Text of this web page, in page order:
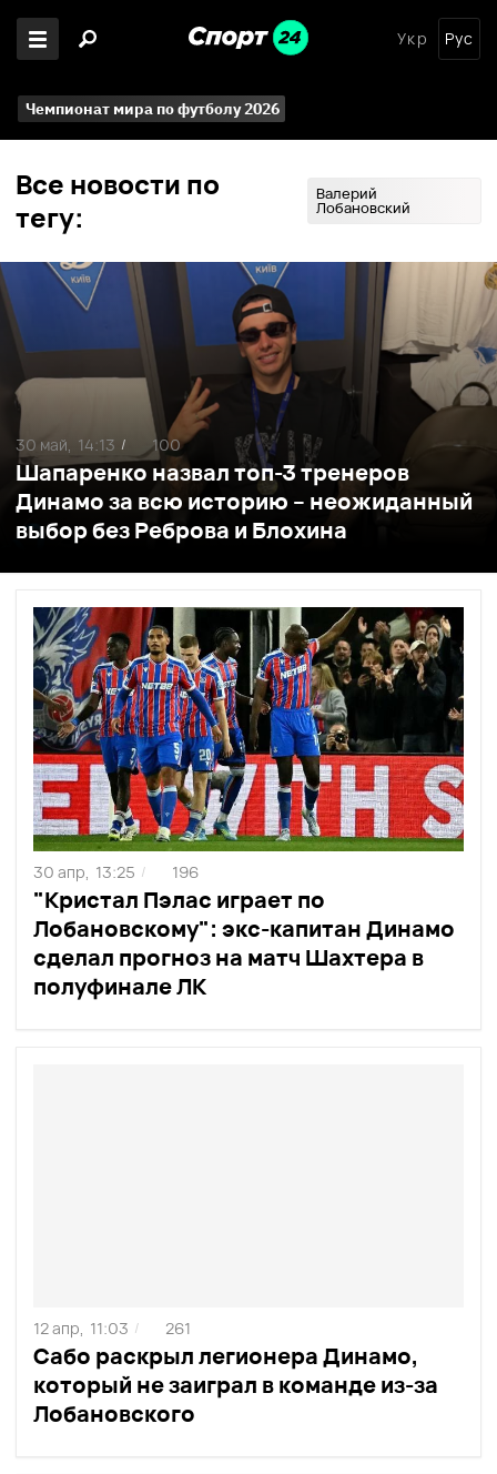
Укр Рус
Чемпионат мира по футболу 2026
Все новости по
тегу:
Валерий
Лобановский
Шапаренко назвал топ-3 тренеров
Динамо за всю историю – неожиданный
выбор без Реброва и Блохина
30 май, 14:13 / 100
"Кристал Пэлас играет по
Лобановскому": экс-капитан Динамо
сделал прогноз на матч Шахтера в
полуфинале ЛК
30 апр, 13:25 / 196
Сабо раскрыл легионера Динамо,
который не заиграл в команде из-за
Лобановского
12 апр, 11:03 / 261